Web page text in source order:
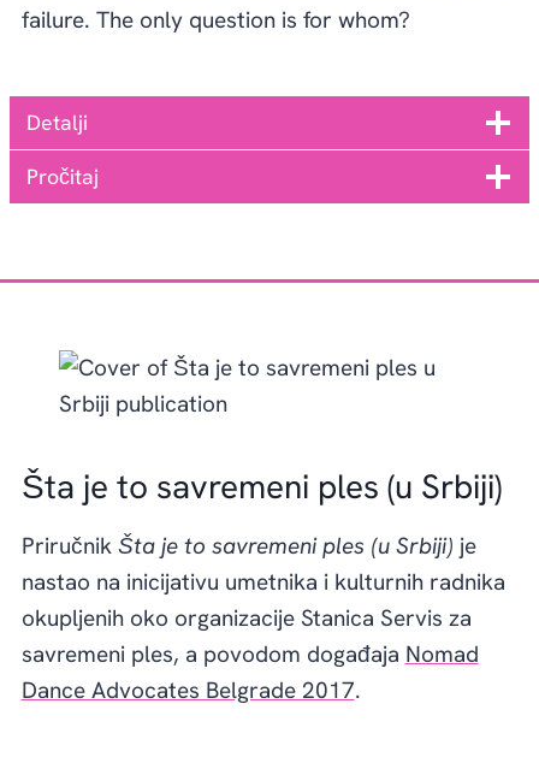
failure. The only question is for whom?
Detalji
Pročitaj
Šta je to savremeni ples (u Srbiji)
Priručnik Šta je to savremeni ples (u Srbiji) je
nastao na inicijativu umetnika i kulturnih radnika
okupljenih oko organizacije Stanica Servis za
savremeni ples, a povodom događaja Nomad
Dance Advocates Belgrade 2017.